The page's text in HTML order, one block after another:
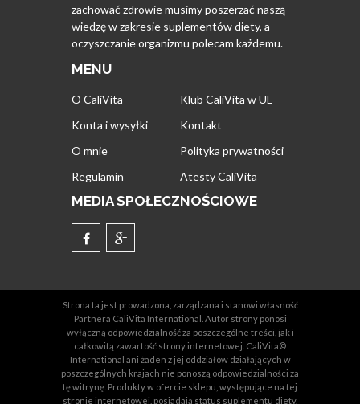
zachować zdrowie musimy poszerzać naszą
wiedzę w zakresie suplementów diety, a
oczyszczanie organizmu polecam każdemu.
MENU
O CaliVita
Klub CaliVita w UE
Konta i wysyłki
Kontakt
O mnie
Polityka prywatności
Regulamin
Atesty CaliVita
MEDIA SPOŁECZNOŚCIOWE
Strona ta jest prowadzona, zarządzana i stanowi własność
Partnera CaliVita International. Autor strony ponosi
wyłączną odpowiedzialność za poszczególne treści, jak i
całkowitą zawartość strony internetowej. CaliVita©
International ani żaden z jej oddziałów działających w
poszczególnych krajach nie ponoszą odpowiedzialności za
tę witrynę. Produkty w ofercie sklepu, występujące na tej
stronie internetowej, posiadają status suplementu diety,